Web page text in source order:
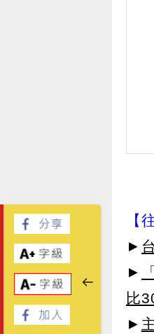
【
►
►
比
►